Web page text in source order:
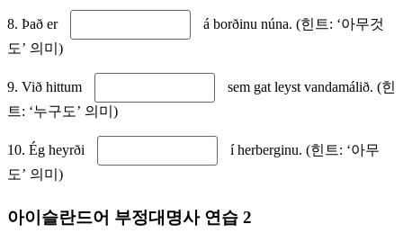
8. Það er
á borðinu núna. (힌트: ‘아무것
도’ 의미)
9. Við hittum
sem gat leyst vandamálið. (힌
트: ‘누구도’ 의미)
10. Ég heyrði
í herberginu. (힌트: ‘아무
도’ 의미)
아이슬란드어 부정대명사 연습 2